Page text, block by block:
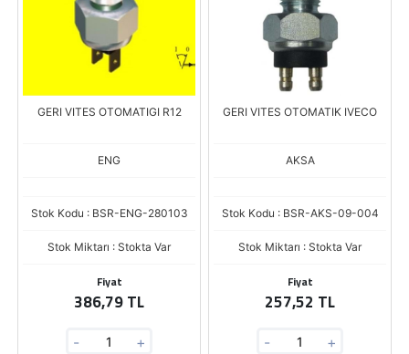
GERI VITES OTOMATIGI R12
ENG
Stok Kodu : BSR-ENG-280103
Stok Miktarı : Stokta Var
Fiyat
386,79 TL
- +
GERI VITES OTOMATIK IVECO
AKSA
Stok Kodu : BSR-AKS-09-004
Stok Miktarı : Stokta Var
Fiyat
257,52 TL
- +